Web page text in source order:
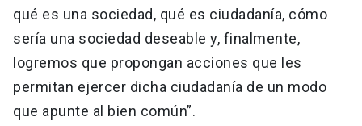
qué es una sociedad, qué es ciudadanía, cómo
sería una sociedad deseable y, finalmente,
logremos que propongan acciones que les
permitan ejercer dicha ciudadanía de un modo
que apunte al bien común”.